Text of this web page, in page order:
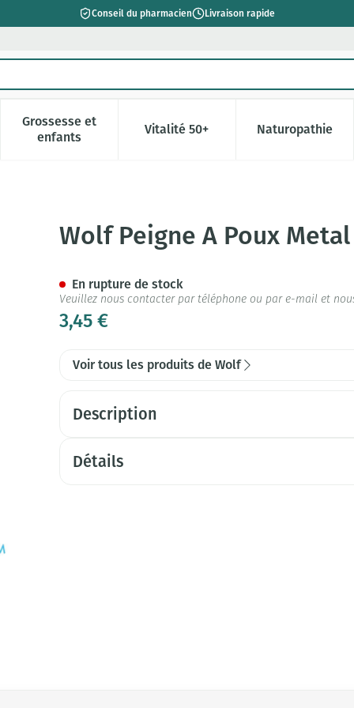
Conseil du pharmacien Livraison rapide
Beauté, soins et hygiène
menu pour la catégorie Régime, alimentation &
Grossesse et
enfantsAfficher le sous-menu pour la catégorie Grossesse
Vitalité 50+Afficher le sous-menu pour la
Naturopathie
Afficher le
Courte
Wolf Peigne A Poux
3,45 €
En rupture de stock
Veuillez nous contacter par téléphone ou par e-mail et
Voir tous les produits de Wolf
Description
Détails